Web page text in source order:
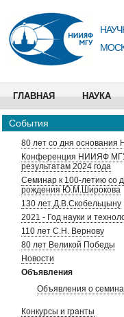
ГЛАВНАЯ НАУКА
События
80 лет со дня
Конференция НИИЯФ
результатам 2024 года
Семинар к 100-летию со
рождения Ю.М.Широкова
130 лет Д.В.Скобельцыну
2021 - Год науки и
110 лет С.Н. Вернову
80 лет Великой Победы
Новости
Объявления
Объявления о
Конкурсы и гранты